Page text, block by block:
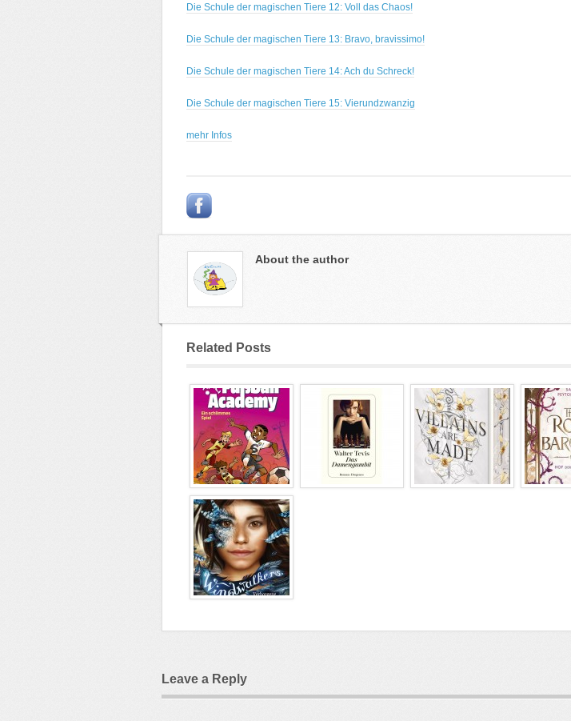
Die Schule der magischen Tiere 12: Voll das Chaos!
Die Schule der magischen Tiere 13: Bravo, bravissimo!
Die Schule der magischen Tiere 14: Ach du Schreck!
Die Schule der magischen Tiere 15: Vierundzwanzig
mehr Infos
About the author
Related Posts
Leave a Reply